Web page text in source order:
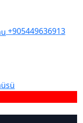
+905449636913